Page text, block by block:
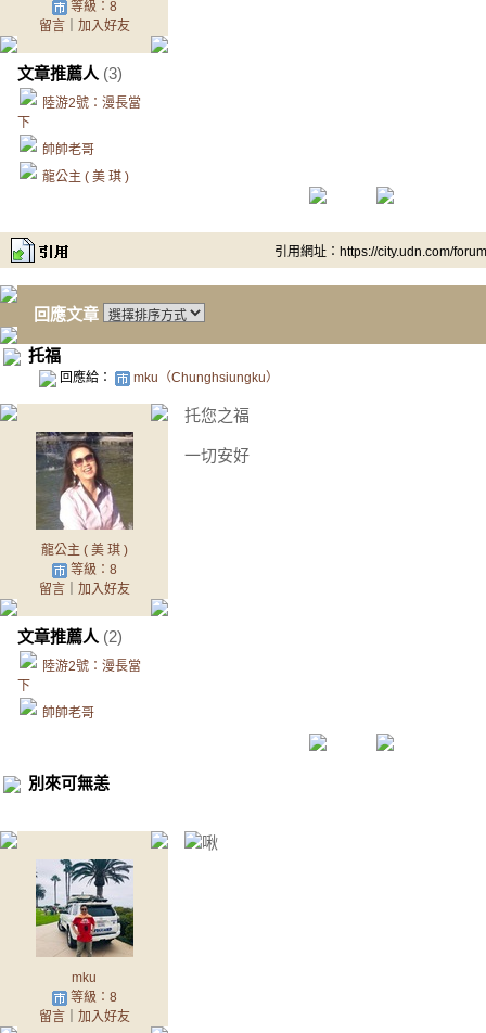
等級：8
留言｜ 加入好友
文章推薦人 (3)
陸游2號：漫長當
下
帥帥老哥
龍公主 ( 美 琪 )
引用網址：https://city.udn.com/
回應文章
托福
回應給： mku（Chunghsiungku）
龍公主 ( 美 琪 )
等級：8
留言｜ 加入好友
文章推薦人 (2)
陸游2號：漫長當
下
帥帥老哥
托您之福
一切安好
別來可無恙
mku
等級：8
留言｜ 加入好友